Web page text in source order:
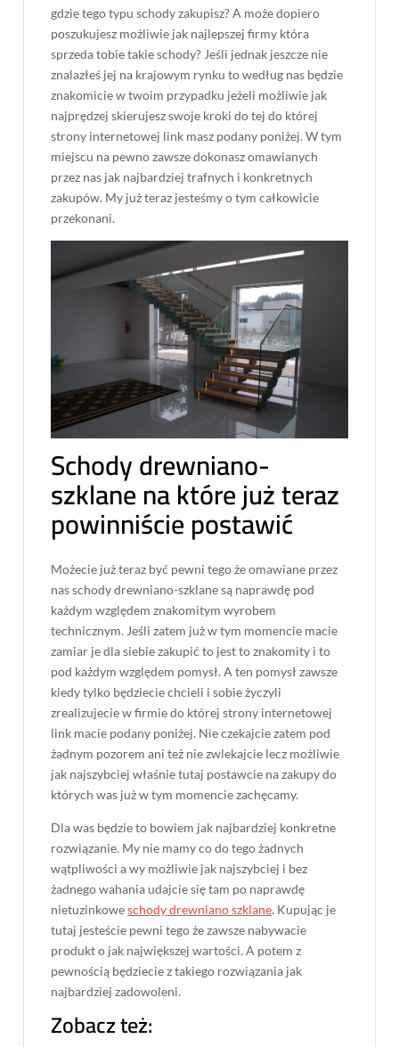
gdzie tego typu schody zakupisz? A może dopiero
poszukujesz możliwie jak najlepszej firmy która
sprzeda tobie takie schody? Jeśli jednak jeszcze nie
znalazłeś jej na krajowym rynku to według nas będzie
znakomicie w twoim przypadku jeżeli możliwie jak
najprędzej skierujesz swoje kroki do tej do której
strony internetowej link masz podany poniżej. W tym
miejscu na pewno zawsze dokonasz omawianych
przez nas jak najbardziej trafnych i konkretnych
zakupów. My już teraz jesteśmy o tym całkowicie
przekonani.
Schody drewniano-
szklane na które już teraz
powinniście postawić
Możecie już teraz być pewni tego że omawiane przez
nas schody drewniano-szklane są naprawdę pod
każdym względem znakomitym wyrobem
technicznym. Jeśli zatem już w tym momencie macie
zamiar je dla siebie zakupić to jest to znakomity i to
pod każdym względem pomysł. A ten pomysł zawsze
kiedy tylko będziecie chcieli i sobie życzyli
zrealizujecie w firmie do której strony internetowej
link macie podany poniżej. Nie czekajcie zatem pod
żadnym pozorem ani też nie zwlekajcie lecz możliwie
jak najszybciej właśnie tutaj postawcie na zakupy do
których was już w tym momencie zachęcamy.
Dla was będzie to bowiem jak najbardziej konkretne
rozwiązanie. My nie mamy co do tego żadnych
wątpliwości a wy możliwie jak najszybciej i bez
żadnego wahania udajcie się tam po naprawdę
nietuzinkoweschody drewniano szklane. Kupując je
tutaj jesteście pewni tego że zawsze nabywacie
produkt o jak największej wartości. A potem z
pewnością będziecie z takiego rozwiązania jak
najbardziej zadowoleni.
Zobacz też: